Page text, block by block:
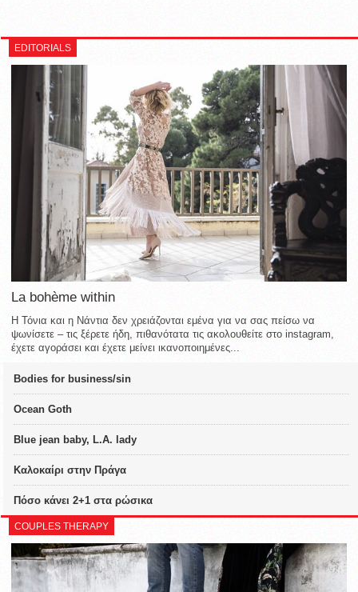
EDITORIALS
La bohème within
Η Τόνια και η Νάντια δεν χρειάζονται εμένα για να σας πείσω να
ψωνίσετε – τις ξέρετε ήδη, πιθανότατα τις ακολουθείτε στο instagram,
έχετε αγοράσει και έχετε μείνει ικανοποιημένες...
Bodies for business/sin
Ocean Goth
Blue jean baby, L.A. lady
Καλοκαίρι στην Πράγα
Πόσο κάνει 2+1 στα ρώσικα
COUPLES THERAPY